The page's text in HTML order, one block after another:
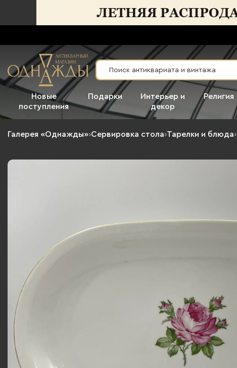
Новые
поступления
Подарки
Интерьер и
декор
Религия
Галерея «Однажды»›Сервировка стола›Тарелки и блюда›